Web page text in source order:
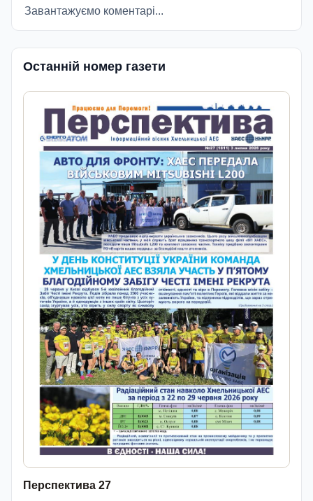
Завантажуємо коментарі...
Останній номер газети
Перспектива 27